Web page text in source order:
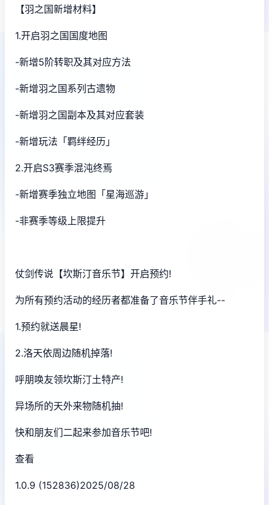
【羽之国新增材料】
1.开启羽之国国度地图
-新增5阶转职及其对应方法
-新增羽之国系列古遗物
-新增羽之国副本及其对应套装
-新增玩法「羁绊经历」
2.开启S3赛季混沌终焉
-新增赛季独立地图「星海巡游」
-非赛季等级上限提升
仗剑传说【坎斯汀音乐节】开启预约!
为所有预约活动的经历者都准备了音乐节伴手礼--
1.预约就送晨星!
2.洛天依周边随机掉落!
呼朋唤友领坎斯汀土特产!
异场所的天外来物随机抽!
快和朋友们二起来参加音乐节吧!
查看
1.0.9 (152836)2025/08/28